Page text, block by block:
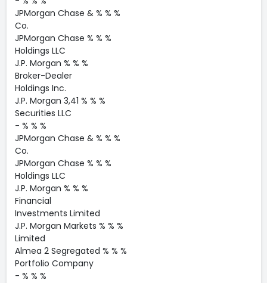
JPMorgan Chase & % % %
Co.
JPMorgan Chase % % %
Holdings LLC
J.P. Morgan % % %
Broker-Dealer
Holdings Inc.
J.P. Morgan 3,41 % % %
Securities LLC
- % % %
JPMorgan Chase & % % %
Co.
JPMorgan Chase % % %
Holdings LLC
J.P. Morgan % % %
Financial
Investments Limited
J.P. Morgan Markets % % %
Limited
Almea 2 Segregated % % %
Portfolio Company
- % % %